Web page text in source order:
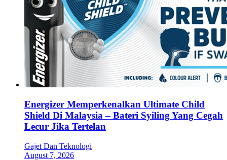
Energizer Memperkenalkan Ultimate Child
Shield Di Malaysia – Bateri Syiling Yang Cegah
Lecur Jika Tertelan
Gajet Dan Teknologi
August 7, 2026